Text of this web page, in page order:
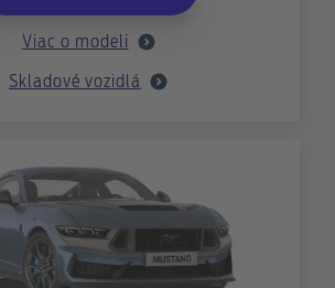
Viac o modeli
Skladové vozidlá